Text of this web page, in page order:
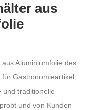
aus
Aluminiumfolie des
Gastronomieartikel
und traditionelle
und von Kunden